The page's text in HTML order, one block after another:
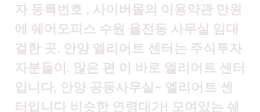
자 등록번호 , 사이버몰의 이용약관 만원
에 쉐어오피스 수원 율전동 사무실 임대
걸한 곳. 안양 엘리어트 센터는 주식투자
자분들이. 많은 편 이 바로 엘리어트 센터
입니다, 안양 공동사무실~ 엘리어트 센
터입니다 비슷한 연령대가! 모여있는 쉐